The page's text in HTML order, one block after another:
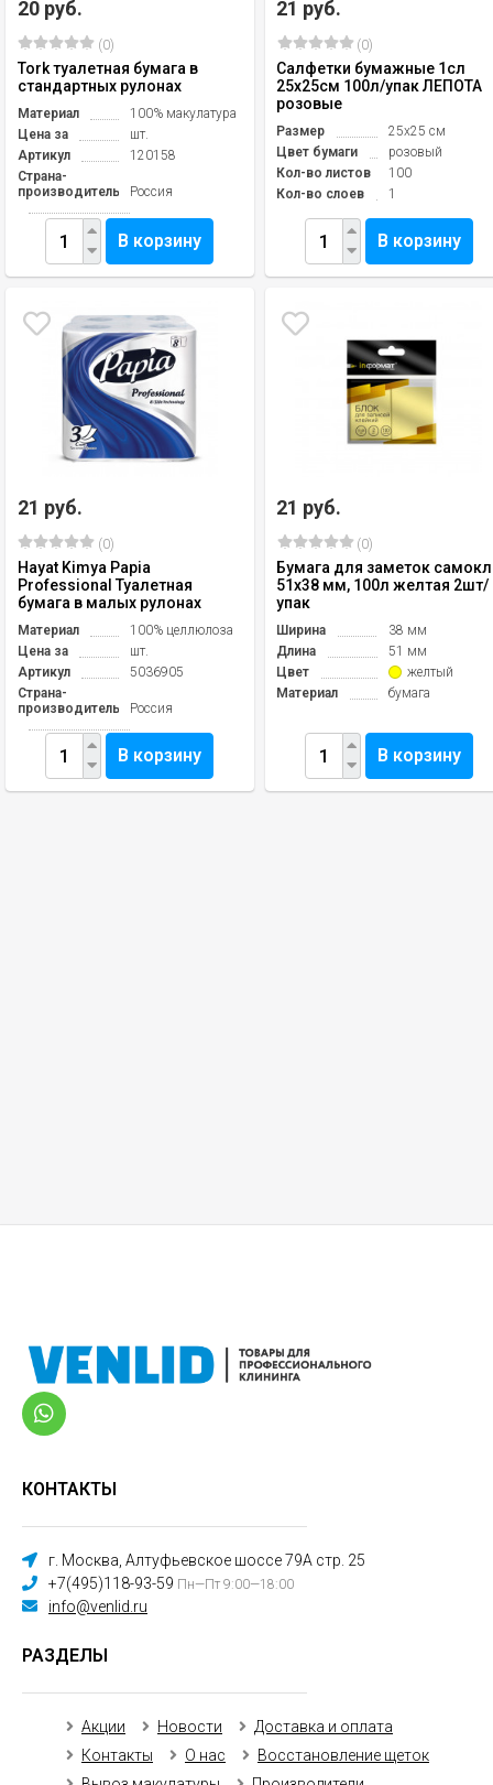
20 руб.
(0)
Tork туалетная бумага в
стандартных рулонах
Материал
100% макулатура
Цена за
шт.
Артикул
120158
Страна-
производитель
Россия
В корзину
21 руб.
(0)
Салфетки бумажные 1сл
25х25см 100л/упак ЛЕПОТА
розовые
Размер
25х25 см
Цвет бумаги
розовый
Кол-во листов
100
Кол-во слоев
1
В корзину
21 руб.
(0)
Hayat Kimya Papia
Professional Туалетная
бумага в малых рулонах
Материал
100% целлюлоза
Цена за
шт.
Артикул
5036905
Страна-
производитель
Россия
В корзину
21 руб.
(0)
Бумага для заметок
51х38 мм, 100л желтая 2шт/
упак
Ширина
38 мм
Длина
51 мм
Цвет
желтый
Материал
бумага
В корзину
КОНТАКТЫ
г. Москва, Алтуфьевское шоссе 79А стр. 25
+7(495)118-93-59 Пн—Пт 9:00—18:00
info@venlid.ru
РАЗДЕЛЫ
Акции Новости
Доставка и оплата
Контакты
О нас
Восстановление щеток